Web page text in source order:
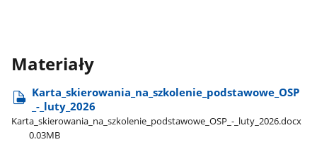
Materiały
Karta​_skierowania​_na​_szkolenie​_podstawowe​_OSP​
_-​_luty​_2026
Karta​_skierowania​_na​_szkolenie​_podstawowe​_OSP​_-​_luty​_2026.docx
0.03MB